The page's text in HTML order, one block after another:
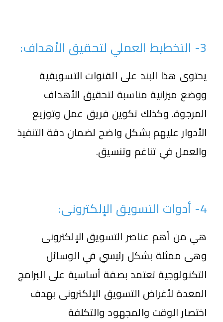
3- التخطيط العملي لتحقيق الأهداف:
يحتوى هذا البند على القنوات التسويقية
ووضع ميزانية مناسبة لتحقيق الأهداف
المرجوة. وكذلك تكوين فريق عمل وتوزيع
الأدوار عليهم بشكل واضح لضمان دقة التنفيذ
والعمل في تناغم وتنسيق.
4- أدوات التسويق الإلكترونى:
هي من أهم عناصر التسويق الإلكترونى
وهى ممثلة بشكل رئيسي في الوسائل
التكنولوجية تعتمد بصفة أساسية على البرامج
المعدة لأغراض التسويق الإلكترونى بهدف
اختصار الوقت والمجهود والتكلفة